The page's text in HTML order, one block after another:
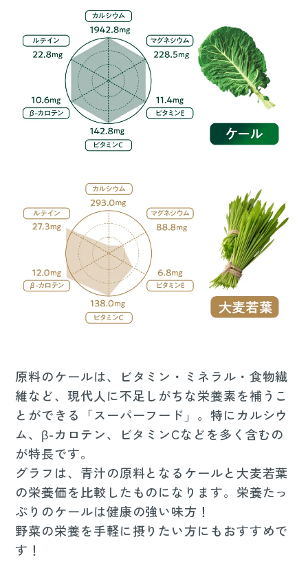
原料のケールは、ビタミン・ミネラル・食物繊
維など、現代人に不足しがちな栄養素を補うこ
とができる「スーパーフード」。特にカルシウ
ム、β-カロテン、ビタミンCなどを多く含むの
が特長です。
グラフは、青汁の原料となるケールと大麦若葉
の栄養価を比較したものになります。栄養たっ
ぷりのケールは健康の強い味方！
野菜の栄養を手軽に摂りたい方にもおすすめで
す！